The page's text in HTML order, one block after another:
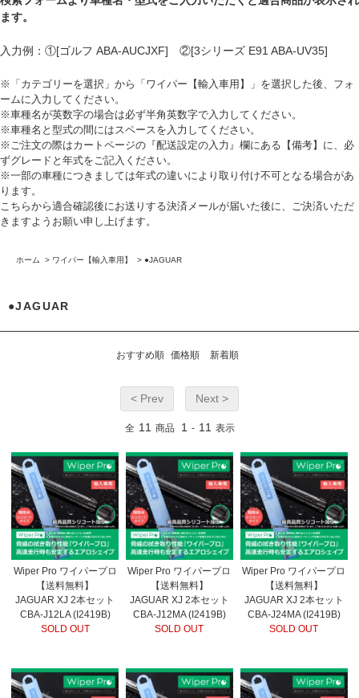
ます。
入力例：①[ゴルフ ABA-AUCJXF] ②[3シリーズ E91 ABA-UV35]
※「カテゴリーを選択」から「ワイパー【輸入車用】」を選択した後、フォ
ームに入力してください。
※車種名が英数字の場合は必ず半角英数字で入力してください。
※車種名と型式の間にはスペースを入力してください。
※ご注文の際はカートページの『配送設定の入力』欄にある【備考】に、必
ずグレードと年式をご記入ください。
※一部の車種につきましては年式の違いにより取り付け不可となる場合があ
ります。
こちらから適合確認後にお送りする決済メールが届いた後に、ご決済いただ
きますようお願い申し上げます。
ホーム > ワイパー【輸入車用】 > ●JAGUAR
●JAGUAR
おすすめ順 価格順 新着順
< Prev Next >
全 11 商品 1 - 11 表示
Wiper Pro ワイパープロ
【送料無料】
JAGUAR XJ 2本セット
CBA-J12LA (I2419B)
SOLD OUT
Wiper Pro ワイパープロ
【送料無料】
JAGUAR XJ 2本セット
CBA-J12MA (I2419B)
SOLD OUT
Wiper Pro ワイパープロ
【送料無料】
JAGUAR XJ 2本セット
CBA-J24MA (I2419B)
SOLD OUT